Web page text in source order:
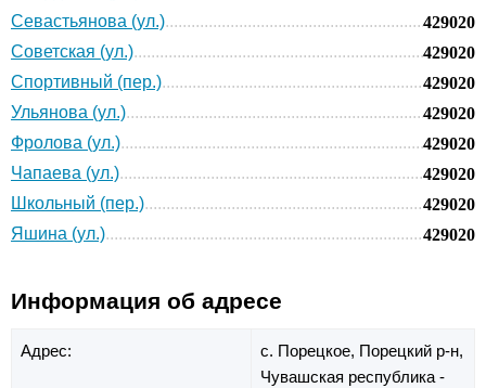
Севастьянова (ул.)
429020
Советская (ул.)
429020
Спортивный (пер.)
429020
Ульянова (ул.)
429020
Фролова (ул.)
429020
Чапаева (ул.)
429020
Школьный (пер.)
429020
Яшина (ул.)
429020
Информация об адресе
Адрес: с. Порецкое, Порецкий р-н,
Чувашская республика -